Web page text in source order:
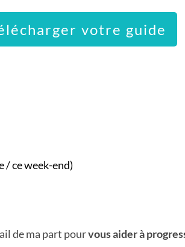
votre guide
/ ce week-end)
de ma part pourvous aider à